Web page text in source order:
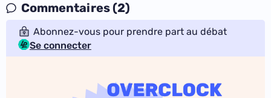
Commentaires (2)
Abonnez-vous pour prendre part au débat
Se connecter